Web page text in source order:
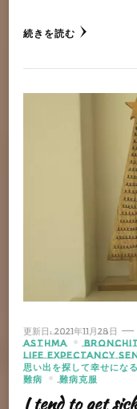
続きを読む
更新日:2021年11月28日
ASTHMA
LIFE EXPECTANCY
思い出を探して幸せになる
難病
難病克服
I tend to get